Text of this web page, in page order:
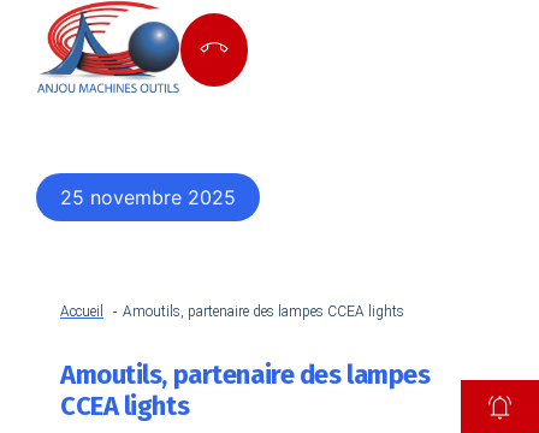
25 novembre 2025
Accueil Amoutils, partenaire des lampes CCEA lights
Amoutils, partenaire des lampes
CCEA lights